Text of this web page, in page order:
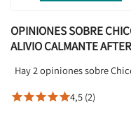
OPINIONES SOBRE
ALIVIO CALMANTE
Hay 2 opiniones sobre
4,5 (2)